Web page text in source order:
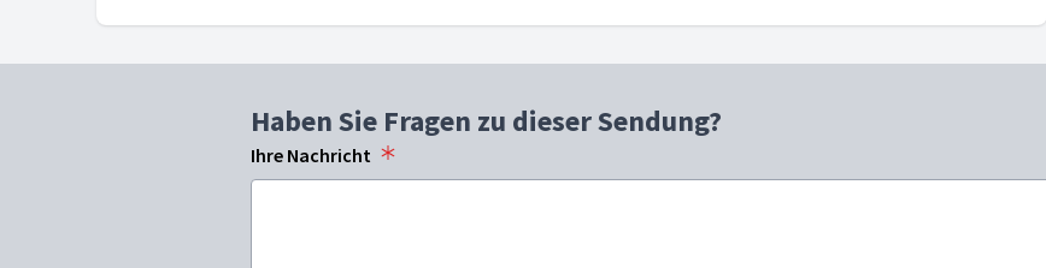
Haben Sie Fragen zu dieser Sendung?
Ihre Nachricht